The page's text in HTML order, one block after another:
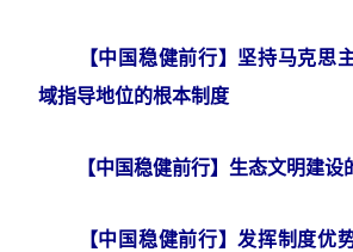
【中国稳健前行】坚持马克思
域指导地位的根本制度
【中国稳健前行】生态文明建设
【中国稳健前行】发挥制度优